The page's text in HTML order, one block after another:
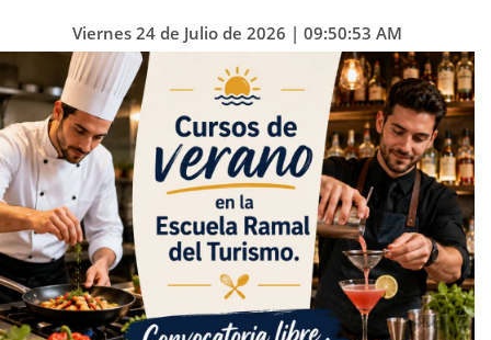
Viernes 24 de Julio de 2026 | 09:50:53 AM